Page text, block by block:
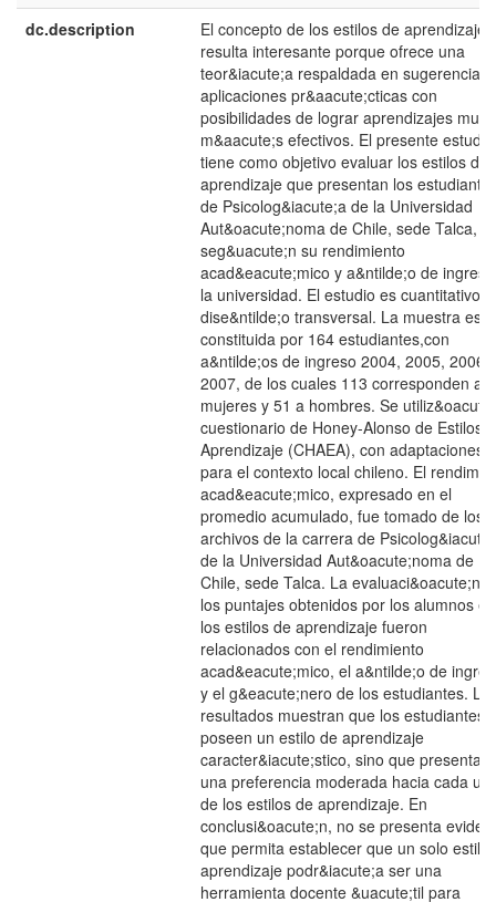
dc.description
El concepto de los estilos de aprendizaje
resulta interesante porque ofrece una
teor&iacute;a respaldada en sugerencias
aplicaciones pr&aacute;cticas con
posibilidades de lograr aprendizajes
m&aacute;s efectivos. El presente estudio
tiene como objetivo evaluar los estilos de
aprendizaje que presentan los
de Psicolog&iacute;a de la Universidad
Aut&oacute;noma de Chile, sede Talca,
seg&uacute;n su rendimiento
acad&eacute;mico y a&ntilde;o de
la universidad. El estudio es cuantitativo
dise&ntilde;o transversal. La muestra
constituida por 164 estudiantes,con
a&ntilde;os de ingreso 2004, 2005, 2006 y
2007, de los cuales 113 corresponden a
mujeres y 51 a hombres. Se
cuestionario de Honey-Alonso de Estilos
Aprendizaje (CHAEA), con adaptaciones
para el contexto local chileno. El
acad&eacute;mico, expresado en el
promedio acumulado, fue tomado de los
archivos de la carrera de
de la Universidad Aut&oacute;noma de
Chile, sede Talca. La evaluaci&oacute;n
los puntajes obtenidos por los alumnos en
los estilos de aprendizaje fueron
relacionados con el rendimiento
acad&eacute;mico, el a&ntilde;o de
y el g&eacute;nero de los estudiantes.
resultados muestran que los estudiantes
poseen un estilo de aprendizaje
caracter&iacute;stico, sino que presentan
una preferencia moderada hacia cada
de los estilos de aprendizaje. En
conclusi&oacute;n, no se presenta
que permita establecer que un solo estilo
aprendizaje podr&iacute;a ser una
herramienta docente &uacute;til para